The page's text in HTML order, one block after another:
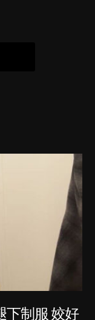
制服 姣好